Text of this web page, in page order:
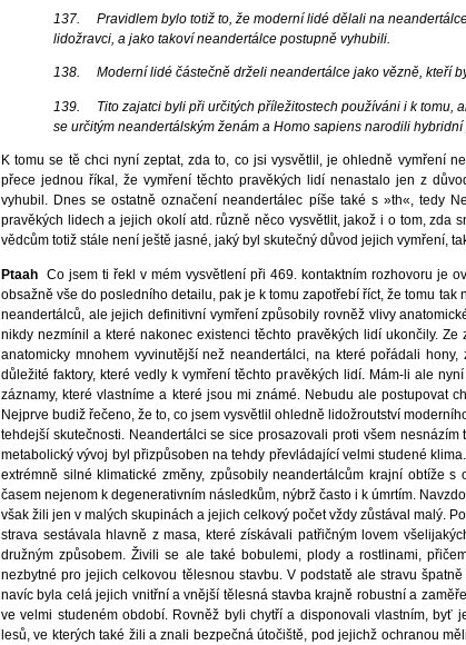
137. Pravidlem bylo totiž to, že moderní lidé dělali na
lidožravci, a jako takoví neandertálce postupně vyhubili.
138. Moderní lidé částečně drželi neandertálce jako vězně, kteří
139. Tito zajatci byli při určitých příležitostech používáni i k tomu,
se určitým neandertálským ženám a Homo sapiens narodili
K tomu se tě chci nyní zeptat, zda to, co jsi vysvětlil, je ohledně vymření
přece jednou říkal, že vymření těchto pravěkých lidí nenastalo jen z
vyhubil. Dnes se ostatně označení neandertálec píše také s »th«, tedy
pravěkých lidech a jejich okolí atd. různě něco vysvětlit, jakož i o tom, zda
vědcům totiž stále není ještě jasné, jaký byl skutečný důvod jejich vymření,
Ptaah Co jsem ti řekl v mém vysvětlení při 469. kontaktním rozhovoru je
obsažně vše do posledního detailu, pak je k tomu zapotřebí říct, že tomu
neandertálců, ale jejich definitivní vymření způsobily rovněž vlivy
nikdy nezmínil a které nakonec existenci těchto pravěkých lidí ukončily.
anatomicky mnohem vyvinutější než neandertálci, na které pořádali
důležité faktory, které vedly k vymření těchto pravěkých lidí. Mám-li ale
záznamy, které vlastníme a které jsou mi známé. Nebudu ale postupovat
Nejprve budiž řečeno, že to, co jsem vysvětlil ohledně lidožroutství
tehdejší skutečnosti. Neandertálci se sice prosazovali proti všem
metabolický vývoj byl přizpůsoben na tehdy převládající velmi studené
extrémně silné klimatické změny, způsobily neandertálcům krajní obtíže
časem nejenom k degenerativním následkům, nýbrž často i k úmrtím.
však žili jen v malých skupinách a jejich celkový počet vždy zůstával malý.
strava sestávala hlavně z masa, které získávali patřičným lovem
družným způsobem. Živili se ale také bobulemi, plody a rostlinami,
nezbytné pro jejich celkovou tělesnou stavbu. V podstatě ale stravu
navíc byla celá jejich vnitřní a vnější tělesná stavba krajně robustní a
ve velmi studeném období. Rovněž byli chytří a disponovali vlastním, byť
lesů, ve kterých také žili a znali bezpečná útočiště, pod jejichž ochranou